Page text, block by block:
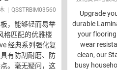
QSSTRBIM03560
，能够轻而易举
格匹配的优雅楼
经典系列强化复
有防刮耐磨、防
。毫无疑问，这
Upgrade
durable
your
wear
clean, our
busy